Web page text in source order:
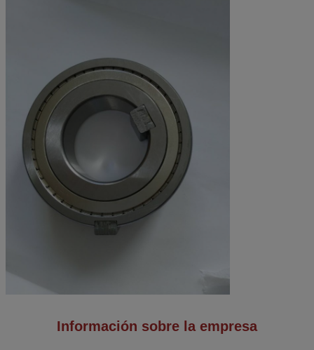
Información sobre la empresa